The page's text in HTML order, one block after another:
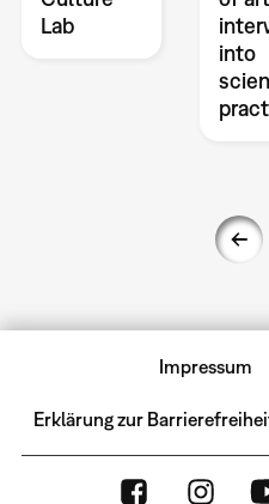
Lab
into
Impressum
Erklärung zur